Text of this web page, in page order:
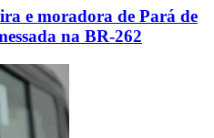
e moradora de Pará de
na BR-262